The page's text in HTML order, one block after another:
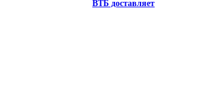
ВТБ доставляет